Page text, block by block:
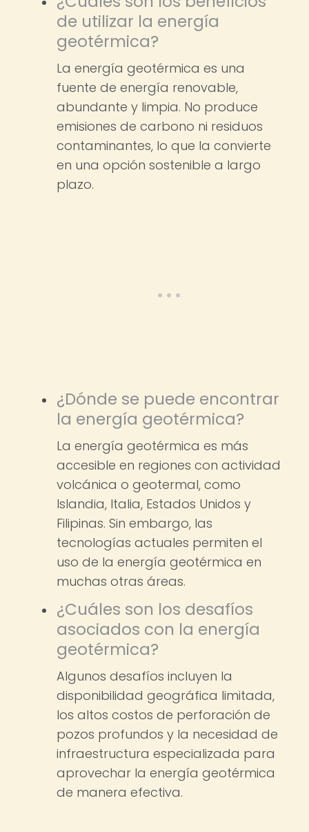
de utilizar la energía
geotérmica?
La energía geotérmica es una
fuente de energía renovable,
abundante y limpia. No produce
emisiones de carbono ni residuos
contaminantes, lo que la convierte
en una opción sostenible a largo
plazo.
¿Dónde se puede encontrar
la energía geotérmica?
La energía geotérmica es más
accesible en regiones con actividad
volcánica o geotermal, como
Islandia, Italia, Estados Unidos y
Filipinas. Sin embargo, las
tecnologías actuales permiten el
uso de la energía geotérmica en
muchas otras áreas.
¿Cuáles son los desafíos
asociados con la energía
geotérmica?
Algunos desafíos incluyen la
disponibilidad geográfica limitada,
los altos costos de perforación de
pozos profundos y la necesidad de
infraestructura especializada para
aprovechar la energía geotérmica
de manera efectiva.